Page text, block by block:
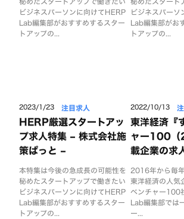
ビジネスパーソンに向けてHERP
Lab編集部がおすすめするスター
トアップの...
ビジネスパー
Lab編集部がお
トアップの...
2023/1/23 注目求人
HERP厳選スタートアッ
プ求人特集 – 株式会社施
策ぱっと –
本特集は今後の急成長の可能性を
秘めたスタートアップで働きたい
ビジネスパーソンに向けてHERP
Lab編集部がおすすめするスター
トアップの...
2022/10/13
東洋経済『
ャー100
載企業の求
2016年から毎
東洋経済の人気
ベンチャー100
Lab編集部では
ー...